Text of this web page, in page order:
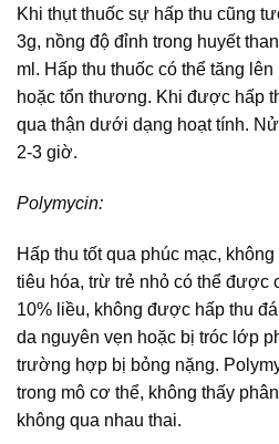
Khi thụt thuốc sự hấp thu cũng
3g, nồng độ đỉnh trong huyết
ml. Hấp thu thuốc có thể tăng
hoặc tổn thương. Khi được hấp
qua thận dưới dạng hoạt tính.
2-3 giờ.
Polymycin:
Hấp thu tốt qua phúc mạc,
tiêu hóa, trừ trẻ nhỏ có thể được
10% liều, không được hấp thu
da nguyên vẹn hoặc bị tróc lớp
trường hợp bị bỏng nặng.
trong mô cơ thể, không thấy
không qua nhau thai.